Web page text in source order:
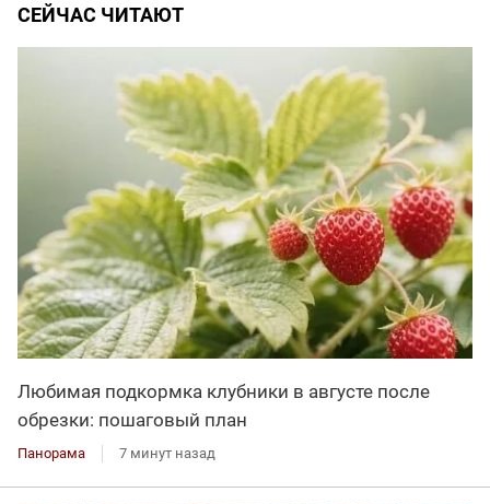
СЕЙЧАС ЧИТАЮТ
Любимая подкормка клубники в августе после
обрезки: пошаговый план
Панорама 7 минут назад